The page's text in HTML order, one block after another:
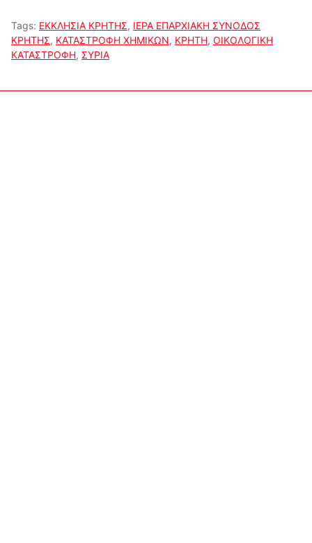
Tags: ΕΚΚΛΗΣΙΑ ΚΡΗΤΗΣ, ΙΕΡΑ ΕΠΑΡΧΙΑΚΗ ΣΥΝΟΔΟΣ
ΚΡΗΤΗΣ, ΚΑΤΑΣΤΡΟΦΗ ΧΗΜΙΚΩΝ, ΚΡΗΤΗ, ΟΙΚΟΛΟΓΙΚΗ
ΚΑΤΑΣΤΡΟΦΗ, ΣΥΡΙΑ